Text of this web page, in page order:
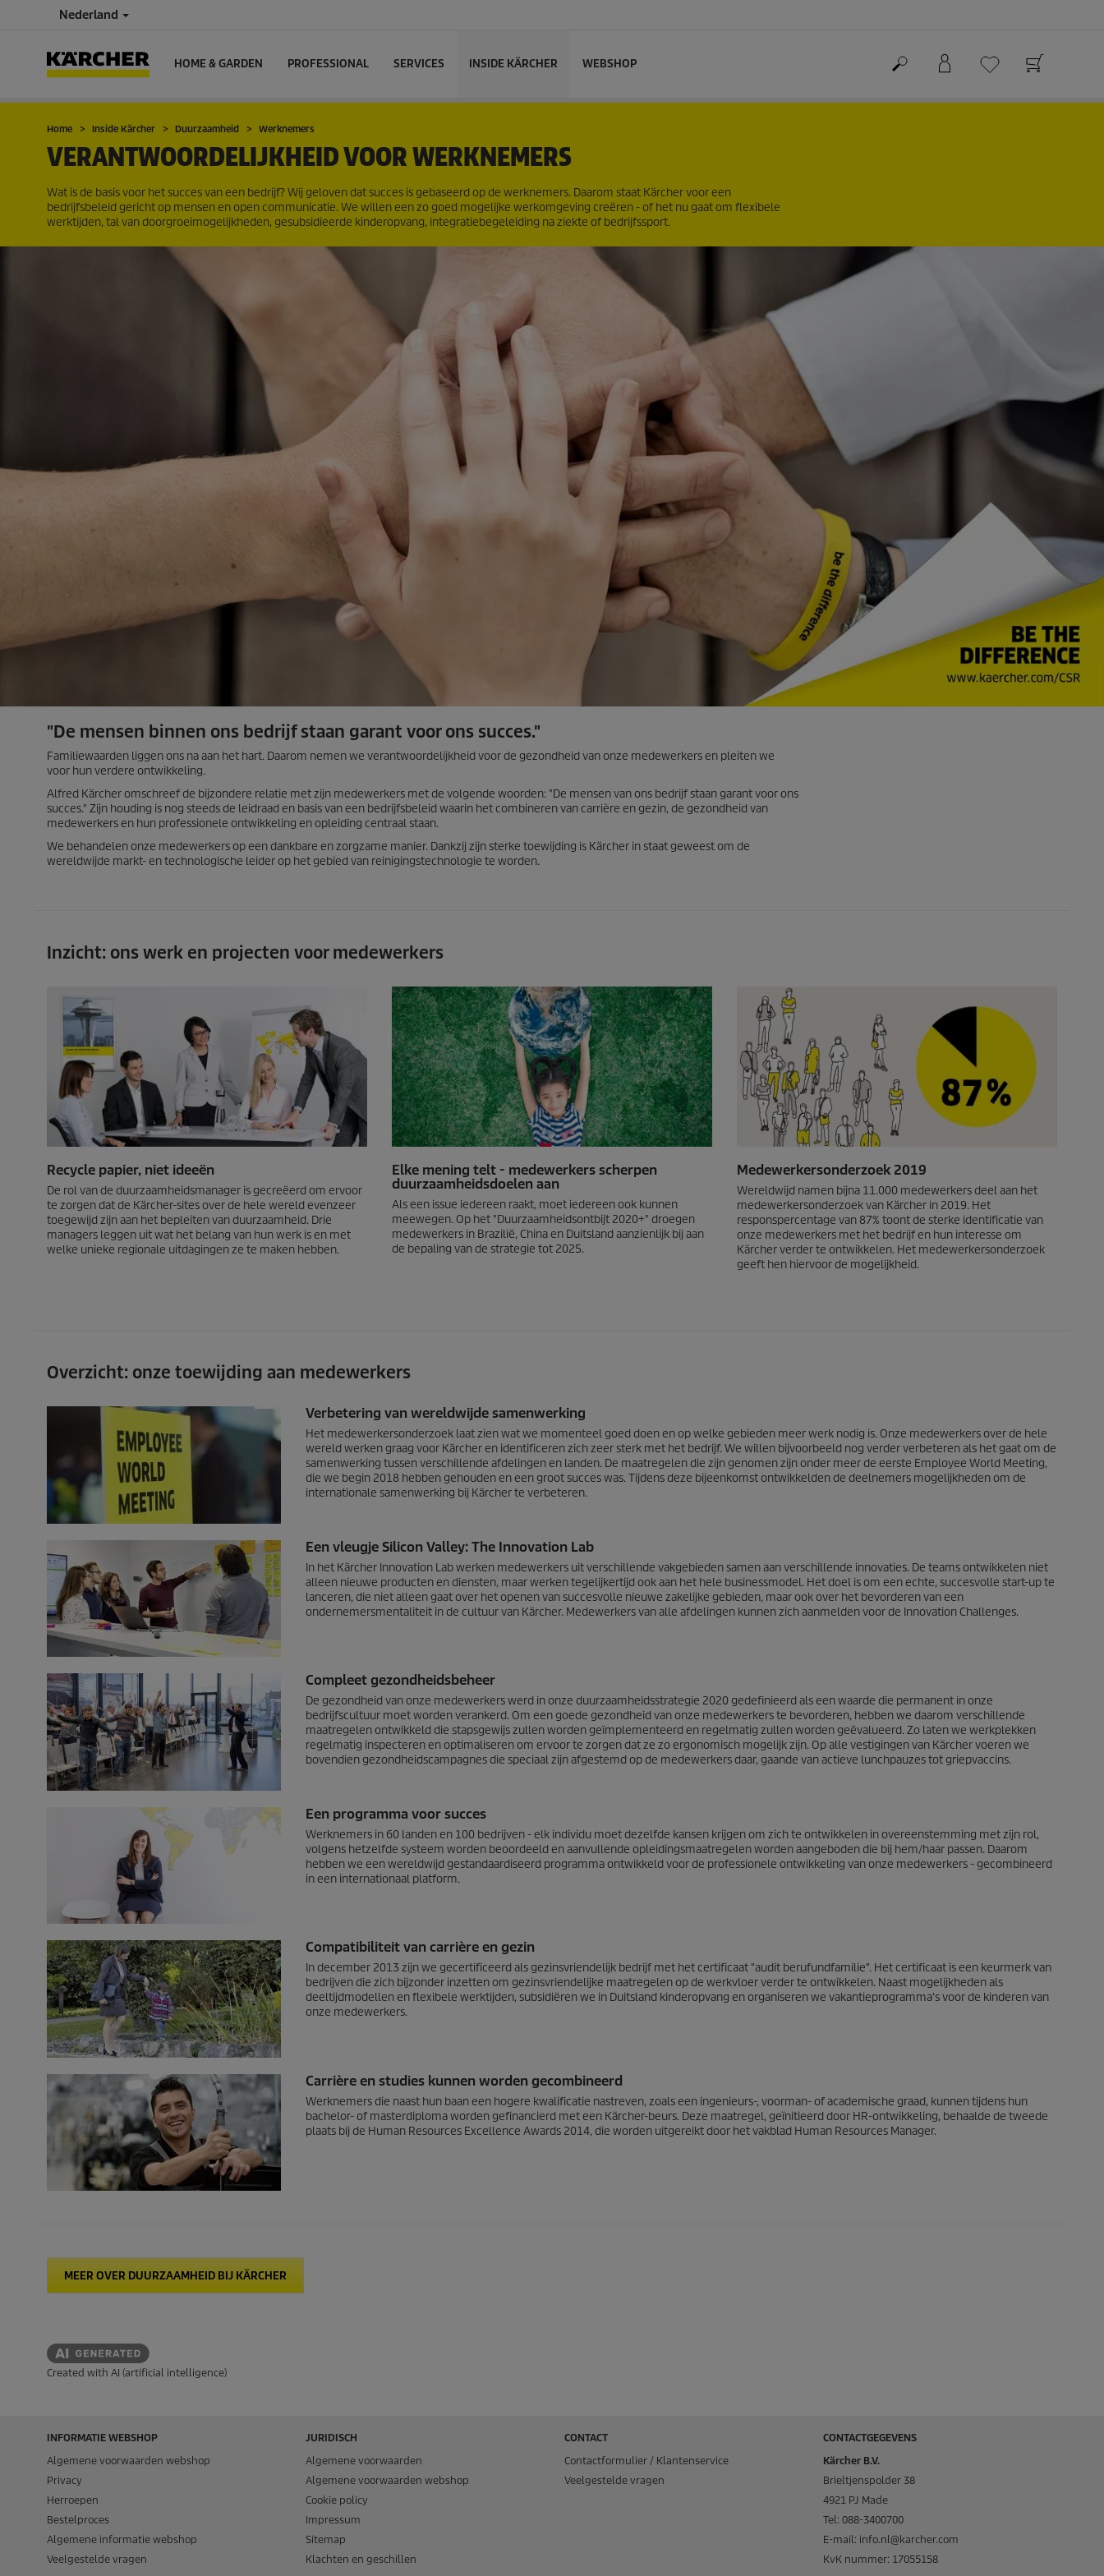
Nederland
HOME & GARDEN PROFESSIONAL SERVICES INSIDE KÄRCHER WEBSHOP
Home Inside Kärcher Duurzaamheid Werknemers
VERANTWOORDELIJKHEID VOOR WERKNEMERS
Wat is de basis voor het succes van een bedrijf? Wij geloven dat succes is gebaseerd op de werknemers. Daarom staat Kärcher voor een
bedrijfsbeleid gericht op mensen en open communicatie. We willen een zo goed mogelijke werkomgeving creëren - of het nu gaat om flexibele
werktijden, tal van doorgroeimogelijkheden, gesubsidieerde kinderopvang, integratiebegeleiding na ziekte of bedrijfssport.
"De mensen binnen ons bedrijf staan ​​garant voor ons succes."
Familiewaarden liggen ons na aan het hart. Daarom nemen we verantwoordelijkheid voor de gezondheid van onze medewerkers en pleiten we
voor hun verdere ontwikkeling.
Alfred Kärcher omschreef de bijzondere relatie met zijn medewerkers met de volgende woorden: "De mensen van ons bedrijf staan ​​garant voor ons
succes." Zijn houding is nog steeds de leidraad en basis van een bedrijfsbeleid waarin het combineren van carrière en gezin, de gezondheid van
medewerkers en hun professionele ontwikkeling en opleiding centraal staan.
We behandelen onze medewerkers op een dankbare en zorgzame manier. Dankzij zijn sterke toewijding is Kärcher in staat geweest om de
wereldwijde markt- en technologische leider op het gebied van reinigingstechnologie te worden.
Inzicht: ons werk en projecten voor medewerkers
Recycle papier, niet ideeën
De rol van de duurzaamheidsmanager is gecreëerd om ervoor
te zorgen dat de Kärcher-sites over de hele wereld evenzeer
toegewijd zijn aan het bepleiten van duurzaamheid. Drie
managers leggen uit wat het belang van hun werk is en met
welke unieke regionale uitdagingen ze te maken hebben.
Elke mening telt - medewerkers scherpen
duurzaamheidsdoelen aan
Als een issue iedereen raakt, moet iedereen ook kunnen
meewegen. Op het "Duurzaamheidsontbijt 2020+" droegen
medewerkers in Brazilië, China en Duitsland aanzienlijk bij aan
de bepaling van de strategie tot 2025.
Medewerkersonderzoek 2019
Wereldwijd namen bijna 11.000 medewerkers deel aan het
medewerkersonderzoek van Kärcher in 2019. Het
responspercentage van 87% toont de sterke identificatie van
onze medewerkers met het bedrijf en hun interesse om
Kärcher verder te ontwikkelen. Het medewerkersonderzoek
geeft hen hiervoor de mogelijkheid.
Overzicht: onze toewijding aan medewerkers
Verbetering van wereldwijde samenwerking
Het medewerkersonderzoek laat zien wat we momenteel goed doen en op welke gebieden meer werk nodig is. Onze medewerkers over de hele
wereld werken graag voor Kärcher en identificeren zich zeer sterk met het bedrijf. We willen bijvoorbeeld nog verder verbeteren als het gaat om de
samenwerking tussen verschillende afdelingen en landen. De maatregelen die zijn genomen zijn onder meer de eerste Employee World Meeting,
die we begin 2018 hebben gehouden en een groot succes was. Tijdens deze bijeenkomst ontwikkelden de deelnemers mogelijkheden om de
internationale samenwerking bij Kärcher te verbeteren.
Een vleugje Silicon Valley: The Innovation Lab
In het Kärcher Innovation Lab werken medewerkers uit verschillende vakgebieden samen aan verschillende innovaties. De teams ontwikkelen niet
alleen nieuwe producten en diensten, maar werken tegelijkertijd ook aan het hele businessmodel. Het doel is om een ​​echte, succesvolle start-up te
lanceren, die niet alleen gaat over het openen van succesvolle nieuwe zakelijke gebieden, maar ook over het bevorderen van een
ondernemersmentaliteit in de cultuur van Kärcher. Medewerkers van alle afdelingen kunnen zich aanmelden voor de Innovation Challenges.
Compleet gezondheidsbeheer
De gezondheid van onze medewerkers werd in onze duurzaamheidsstrategie 2020 gedefinieerd als een waarde die permanent in onze
bedrijfscultuur moet worden verankerd. Om een ​​goede gezondheid van onze medewerkers te bevorderen, hebben we daarom verschillende
maatregelen ontwikkeld die stapsgewijs zullen worden geïmplementeerd en regelmatig zullen worden geëvalueerd. Zo laten we werkplekken
regelmatig inspecteren en optimaliseren om ervoor te zorgen dat ze zo ergonomisch mogelijk zijn. Op alle vestigingen van Kärcher voeren we
bovendien gezondheidscampagnes die speciaal zijn afgestemd op de medewerkers daar, gaande van actieve lunchpauzes tot griepvaccins.
Een programma voor succes
Werknemers in 60 landen en 100 bedrijven - elk individu moet dezelfde kansen krijgen om zich te ontwikkelen in overeenstemming met zijn rol,
volgens hetzelfde systeem worden beoordeeld en aanvullende opleidingsmaatregelen worden aangeboden die bij hem/haar passen. Daarom
hebben we een wereldwijd gestandaardiseerd programma ontwikkeld voor de professionele ontwikkeling van onze medewerkers - gecombineerd
in een internationaal platform.
Compatibiliteit van carrière en gezin
In december 2013 zijn we gecertificeerd als gezinsvriendelijk bedrijf met het certificaat "audit berufundfamilie". Het certificaat is een keurmerk van
bedrijven die zich bijzonder inzetten om gezinsvriendelijke maatregelen op de werkvloer verder te ontwikkelen. Naast mogelijkheden als
deeltijdmodellen en flexibele werktijden, subsidiëren we in Duitsland kinderopvang en organiseren we vakantieprogramma's voor de kinderen van
onze medewerkers.
Carrière en studies kunnen worden gecombineerd
Werknemers die naast hun baan een hogere kwalificatie nastreven, zoals een ingenieurs-, voorman- of academische graad, kunnen tijdens hun
bachelor- of masterdiploma worden gefinancierd met een Kärcher-beurs. Deze maatregel, geïnitieerd door HR-ontwikkeling, behaalde de tweede
plaats bij de Human Resources Excellence Awards 2014, die worden uitgereikt door het vakblad Human Resources Manager.
MEER OVER DUURZAAMHEID BIJ KÄRCHER
Created with AI (artificial intelligence)
INFORMATIE WEBSHOP
Algemene voorwaarden webshop
Privacy
Herroepen
Bestelproces
Algemene informatie webshop
Veelgestelde vragen
JURIDISCH
Algemene voorwaarden
Algemene voorwaarden webshop
Cookie policy
Impressum
Sitemap
Klachten en geschillen
CONTACT
Contactformulier / Klantenservice
Veelgestelde vragen
CONTACTGEGEVENS
Kärcher B.V.
Brieltjenspolder 38
4921 PJ Made
Tel: 088-3400700
E-mail: info.nl@karcher.com
KvK nummer: 17055158